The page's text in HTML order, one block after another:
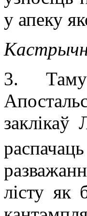
у апеку
3. Таму
лісту як